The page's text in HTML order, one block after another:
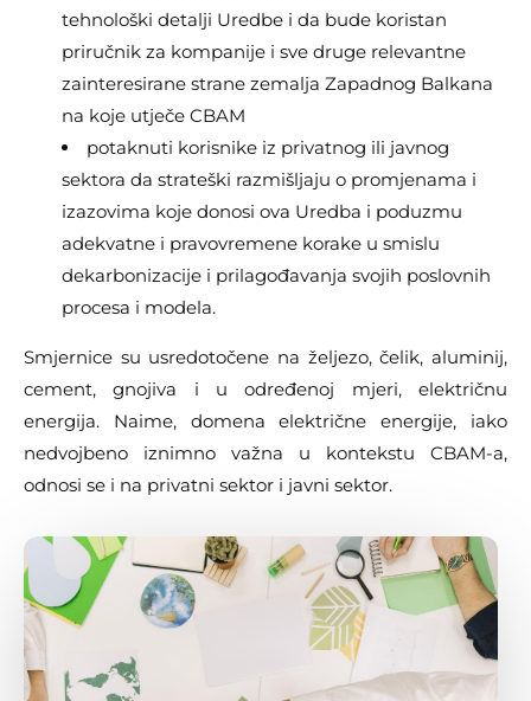
tehnološki detalji Uredbe i da bude koristan
priručnik za kompanije i sve druge relevantne
zainteresirane strane zemalja Zapadnog Balkana
na koje utječe CBAM
potaknuti korisnike iz privatnog ili javnog
sektora da strateški razmišljaju o promjenama i
izazovima koje donosi ova Uredba i poduzmu
adekvatne i pravovremene korake u smislu
dekarbonizacije i prilagođavanja svojih poslovnih
procesa i modela.
Smjernice su usredotočene na željezo, čelik, aluminij,
cement, gnojiva i u određenoj mjeri, električnu
energija. Naime, domena električne energije, iako
nedvojbeno iznimno važna u kontekstu CBAM-a,
odnosi se i na privatni sektor i javni sektor.